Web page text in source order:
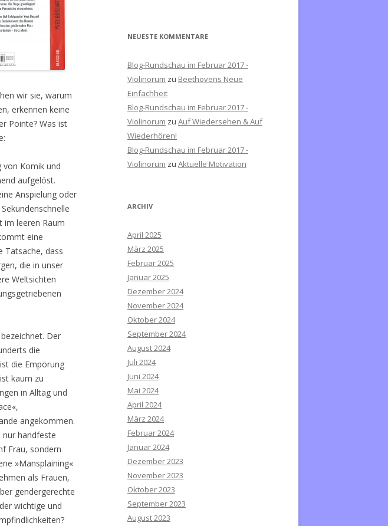
wir sie, warum
erkennen keine
Pointe? Was ist
von Komik und
aufgelöst.
Anspielung oder
im leeren Raum
eine
Tatsache, dass
die in unser
Weltsichten
Der
die
die Empörung
kaum zu
in Alltag und
angekommen.
handfeste
Frau, sondern
»Mansplaining«
als Frauen,
gendergerechte
wichtige und
NEUESTE KOMMENTARE
Blog-Rundschau im Februar 2017 -
Violinorum zu Beethovens Neue
Einfachheit
Blog-Rundschau im Februar 2017 -
Violinorum zu Auf Wiedersehen & Auf
Wiederhören!
Blog-Rundschau im Februar 2017 -
Violinorum zu Aktuelle Motivation
ARCHIV
April 2025
März 2025
Februar 2025
Januar 2025
Dezember 2024
November 2024
Oktober 2024
September 2024
August 2024
Juli 2024
Juni 2024
Mai 2024
April 2024
März 2024
Februar 2024
Januar 2024
Dezember 2023
November 2023
Oktober 2023
September 2023
August 2023